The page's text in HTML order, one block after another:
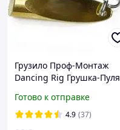
Грузило Проф-Монтаж
Dancing Rig Грушка-Пуля
Готово к отправке
4.9 (37)